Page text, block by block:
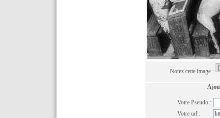
Notez cette image :
Votre Pseudo :
Votre url :